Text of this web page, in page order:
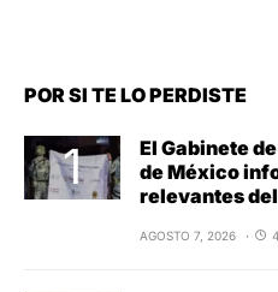
POR SI TE LO PERDISTE
El Gabinete
de México
relevantes
AGOSTO 7, 2026